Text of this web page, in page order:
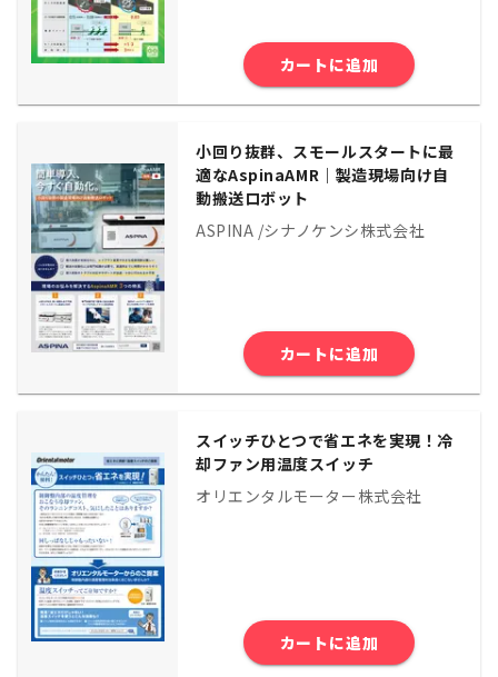
カートに追加
小回り抜群、スモールスタートに最
適なAspinaAMR｜製造現場向け自
動搬送ロボット
ASPINA /シナノケンシ株式会社
カートに追加
スイッチひとつで省エネを実現！冷
却ファン用温度スイッチ
オリエンタルモーター株式会社
カートに追加